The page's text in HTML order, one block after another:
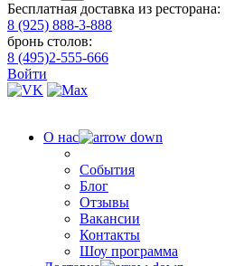
Бесплатная доставка из ресторана:
8 (925) 888-3-888
бронь столов:
8 (495)2-555-666
Войти
О нас
События
Блог
Отзывы
Вакансии
Контакты
Шоу программа